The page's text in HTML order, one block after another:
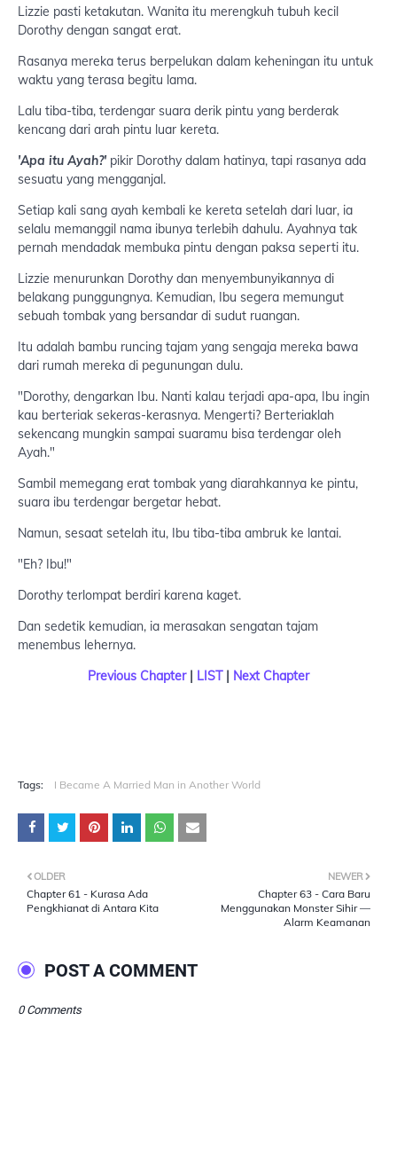
Lizzie pasti ketakutan. Wanita itu merengkuh tubuh kecil
Dorothy dengan sangat erat.
Rasanya mereka terus berpelukan dalam keheningan itu untuk
waktu yang terasa begitu lama.
Lalu tiba-tiba, terdengar suara derik pintu yang berderak
kencang dari arah pintu luar kereta.
'Apa itu Ayah?'pikir Dorothy dalam hatinya, tapi rasanya ada
sesuatu yang mengganjal.
Setiap kali sang ayah kembali ke kereta setelah dari luar, ia
selalu memanggil nama ibunya terlebih dahulu. Ayahnya tak
pernah mendadak membuka pintu dengan paksa seperti itu.
Lizzie menurunkan Dorothy dan menyembunyikannya di
belakang punggungnya. Kemudian, Ibu segera memungut
sebuah tombak yang bersandar di sudut ruangan.
Itu adalah bambu runcing tajam yang sengaja mereka bawa
dari rumah mereka di pegunungan dulu.
"Dorothy, dengarkan Ibu. Nanti kalau terjadi apa-apa, Ibu ingin
kau berteriak sekeras-kerasnya. Mengerti? Berteriaklah
sekencang mungkin sampai suaramu bisa terdengar oleh
Ayah."
Sambil memegang erat tombak yang diarahkannya ke pintu,
suara ibu terdengar bergetar hebat.
Namun, sesaat setelah itu, Ibu tiba-tiba ambruk ke lantai.
"Eh? Ibu!"
Dorothy terlompat berdiri karena kaget.
Dan sedetik kemudian, ia merasakan sengatan tajam
menembus lehernya.
Previous Chapter| LIST Next Chapter
Tags: I Became A Married Man in Another World
NEWER
Chapter 63 - Cara Baru
Menggunakan Monster Sihir —
Alarm Keamanan
OLDER
Chapter 61 - Kurasa Ada
Pengkhianat di Antara Kita
POST A COMMENT
0 Comments